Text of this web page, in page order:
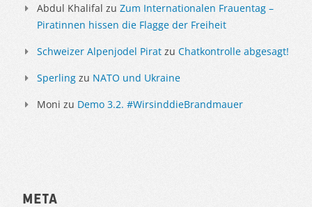
Abdul Khalifal zu Zum Internationalen Frauentag –
Piratinnen hissen die Flagge der Freiheit
Schweizer Alpenjodel Pirat zu Chatkontrolle abgesagt!
Sperling zu NATO und Ukraine
Moni zu Demo 3.2. #WirsinddieBrandmauer
Meta